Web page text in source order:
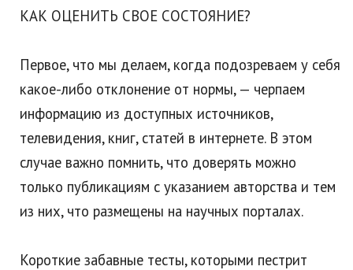
КАК ОЦЕНИТЬ СВОЕ СОСТОЯНИЕ?
Первое, что мы делаем, когда подозреваем у себя
какое-либо отклонение от нормы, — черпаем
информацию из доступных источников,
телевидения, книг, статей в интернете. В этом
случае важно помнить, что доверять можно
только публикациям с указанием авторства и тем
из них, что размещены на научных порталах.
Короткие забавные тесты, которыми пестрит